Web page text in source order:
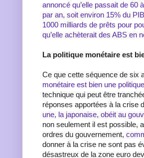
annoncé qu’elle passait de 60
par an, soit environ 15% du PIB
1000 milliards de prêts pour
qu’elle achèterait des ABS en
La politique monétaire est
Ce que cette séquence de six
monétaire est bien une politique
technique qui peut être
réponses apportées à la crise
une, la japonaise, obéit au
non seulement il est possible,
ordres du gouvernement,
donner à la crise ne sont pas
désastreux de la zone euro